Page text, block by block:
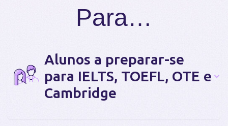
Para…
Alunos a preparar-se
para IELTS, TOEFL, OTE e
Cambridge